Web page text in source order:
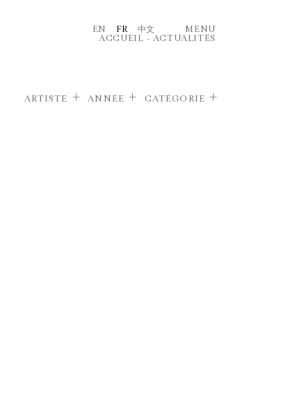
EN FR 中文
MENU
ACCUEIL – ACTUALITÉS
ARTISTE ANNÉE CATÉGORIE